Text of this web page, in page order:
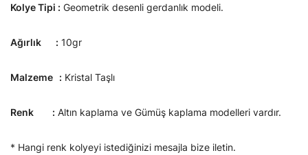
Kolye Tipi : Geometrik desenli gerdanlık modeli.
Ağırlık : 10gr
Malzeme : Kristal Taşlı
Renk : Altın kaplama ve Gümüş kaplama modelleri vardır.
* Hangi renk kolyeyi istediğinizi mesajla bize iletin.